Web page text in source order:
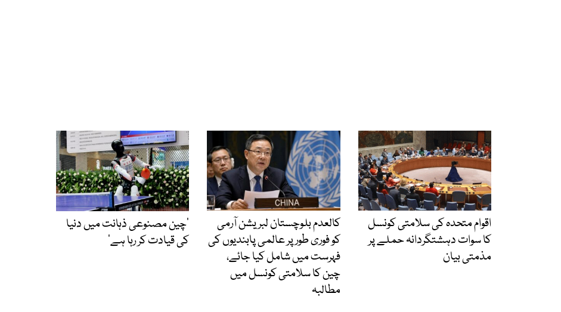
اقوام متحدہ کی سلامتی کونسل
کا سوات دہشتگردانہ حملے پر
مذمتی بیان
کالعدم بلوچستان لبریشن آرمی
کو فوری طور پر عالمی پابندیوں کی
فہرست میں شامل کیا جائے،
چین کا سلامتی کونسل میں
مطالبہ
’چین مصنوعی ذہانت میں دنیا
کی قیادت کر رہا ہے‘